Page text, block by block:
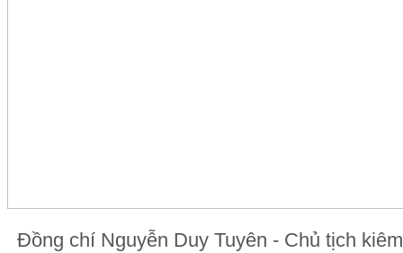
Đồng chí Nguyễn Duy Tuyên - Chủ tịch